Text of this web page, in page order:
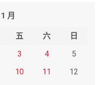
月
五 六
日
3 4
5
10 11
12